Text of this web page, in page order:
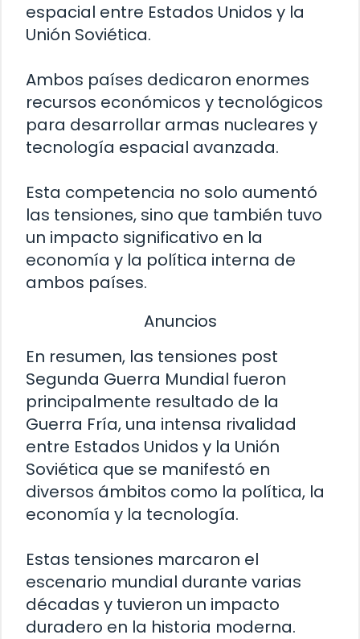
espacial entre Estados Unidos y la
Unión Soviética.
Ambos países dedicaron enormes
recursos económicos y tecnológicos
para desarrollar armas nucleares y
tecnología espacial avanzada.
Esta competencia no solo aumentó
las tensiones, sino que también tuvo
un impacto significativo en la
economía y la política interna de
ambos países.
Anuncios
En resumen, las tensiones post
Segunda Guerra Mundial fueron
principalmente resultado de la
Guerra Fría, una intensa rivalidad
entre Estados Unidos y la Unión
Soviética que se manifestó en
diversos ámbitos como la política, la
economía y la tecnología.
Estas tensiones marcaron el
escenario mundial durante varias
décadas y tuvieron un impacto
duradero en la historia moderna.